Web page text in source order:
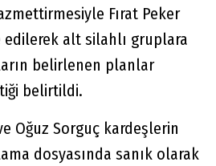
Fırat Peker
edilerek alt silahlı gruplara
belirlenen planlar
belirtildi.
Oğuz Sorguç kardeşlerin
dosyasında sanık olarak